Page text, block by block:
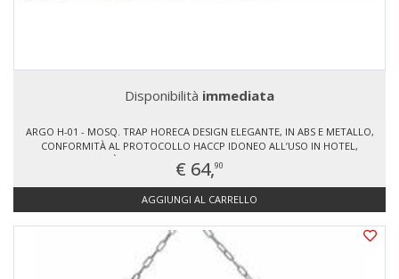
Disponibilità immediata
ARGO H-01 - MOSQ. TRAP HORECA DESIGN ELEGANTE, IN ABS E METALLO,
CONFORMITÀ AL PROTOCOLLO HACCP IDONEO ALL’USO IN HOTEL,
RISTORANTI, CAFFÈ, SUPERMERCATI E INDUSTRIE ALIMENTARI 1 LAMPADA
UV-A (X36W), VITA MEDIA 8-10.000 ORE FACILE ACCESSO PER SOSTITUZIONE
C
€ 64,90
AGGIUNGI AL CARRELLO